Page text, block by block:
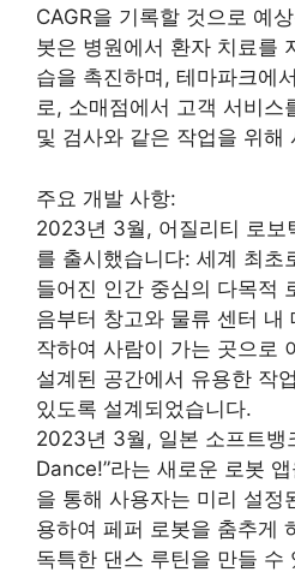
CAGR을 기록할 것으로 예
봇은 병원에서 환자 치료를
습을 촉진하며, 테마파크에
로, 소매점에서 고객 서비스
및 검사와 같은 작업을 위해
주요 개발 사항:
2023년 3월, 어질리티 로보
를 출시했습니다: 세계 최초
들어진 인간 중심의 다목적
음부터 창고와 물류 센터 내
작하여 사람이 가는 곳으로
설계된 공간에서 유용한 작
있도록 설계되었습니다.
2023년 3월, 일본 소프트뱅
Dance!”라는 새로운 로봇
을 통해 사용자는 미리 설정
용하여 페퍼 로봇을 춤추게
독특한 댄스 루틴을 만들 수